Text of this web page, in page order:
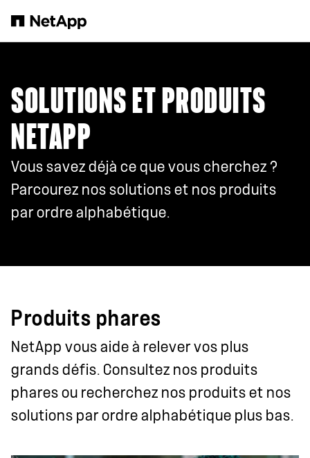
SOLUTIONS ET PRODUITS
NETAPP
Vous savez déjà ce que vous cherchez ?
Parcourez nos solutions et nos produits
par ordre alphabétique.
Produits phares
NetApp vous aide à relever vos plus
grands défis. Consultez nos produits
phares ou recherchez nos produits et nos
solutions par ordre alphabétique plus bas.